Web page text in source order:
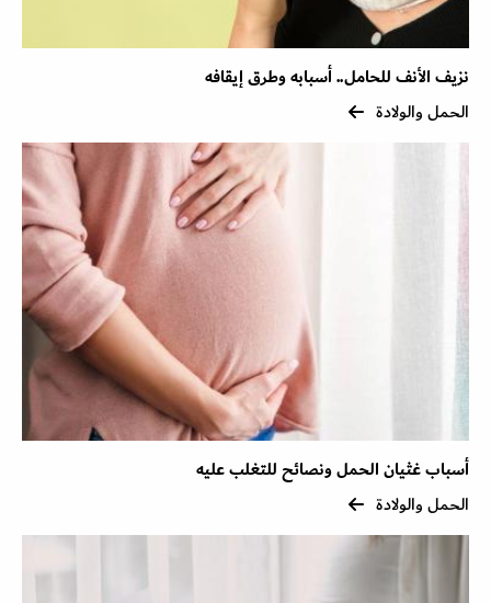
نزيف الأنف للحامل.. أسبابه وطرق إيقافه
الحمل والولادة
أسباب غثيان الحمل ونصائح للتغلب عليه
الحمل والولادة